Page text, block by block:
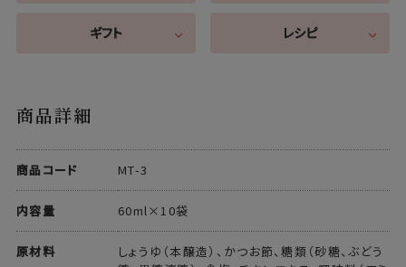
ギフト レシピ
商品詳細
商品コード MT-3
内容量 60ml×10袋
原材料
しょうゆ（本醸造）、かつお節、糖類（砂糖、ぶどう